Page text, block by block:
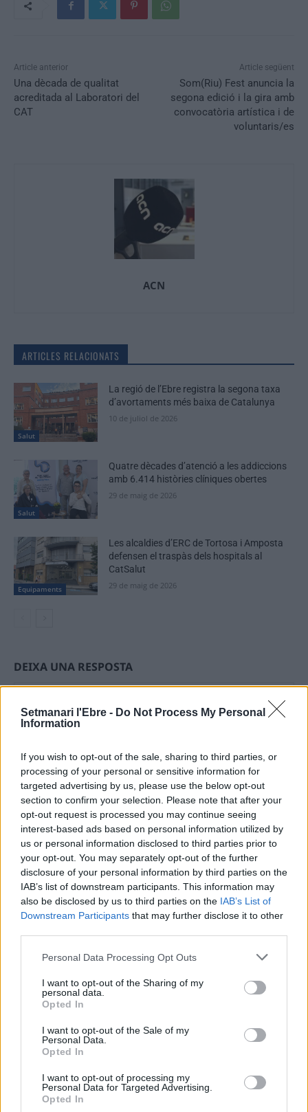
Setmanari l'Ebre - Do Not Process My Personal
Information
If you wish to opt-out of the sale, sharing to third parties, or
processing of your personal or sensitive information for
targeted advertising by us, please use the below opt-out
section to confirm your selection. Please note that after your
opt-out request is processed you may continue seeing
interest-based ads based on personal information utilized by
us or personal information disclosed to third parties prior to
your opt-out. You may separately opt-out of the further
disclosure of your personal information by third parties on the
IAB’s list of downstream participants. This information may
also be disclosed by us to third parties on the IAB’s List of
Downstream Participants that may further disclose it to other
Personal Data Processing Opt Outs
I want to opt-out of the Sharing of my
personal data.
Opted In
I want to opt-out of the Sale of my
Personal Data.
Opted In
I want to opt-out of processing my
Personal Data for Targeted Advertising.
Opted In
Article anterior
Una dècada de qualitat
acreditada al Laboratori del
CAT
Article següent
Som(Riu) Fest anuncia la
segona edició i la gira amb
convocatòria artística i de
voluntaris/es
ACN
ARTICLES RELACIONATS
Salut
La regió de l’Ebre registra la segona taxa
d’avortaments més baixa de Catalunya
10 de juliol de 2026
Salut
Quatre dècades d’atenció a les addiccions
amb 6.414 històries clíniques obertes
29 de maig de 2026
Equipaments
Les alcaldies d’ERC de Tortosa i Amposta
defensen el traspàs dels hospitals al
CatSalut
29 de maig de 2026
DEIXA UNA RESPOSTA
Comentari:
Deseu el meu nom, el correu electrònic i el lloc web en
ÚLTIMES NOTÍCIES
L’Observatori de l’Ebre lidera de nou la